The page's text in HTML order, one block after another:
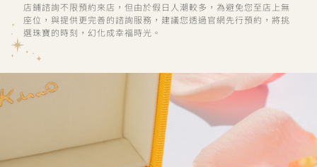
店鋪諮詢不限預約來店，但由於假日人潮較多，為避免您至店上無
座位，與提供更完善的諮詢服務，建議您透過官網先行預約，將挑
選珠寶的時刻，幻化成幸福時光。